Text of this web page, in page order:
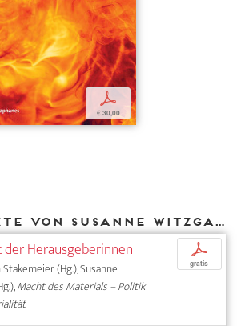
p
€ 30,00
Weitere Texte von Susanne Witzgall bei DIAPHANES
Herausgeberinnen
(Hg.), Susanne
Macht des Materials – Politik
p
gratis